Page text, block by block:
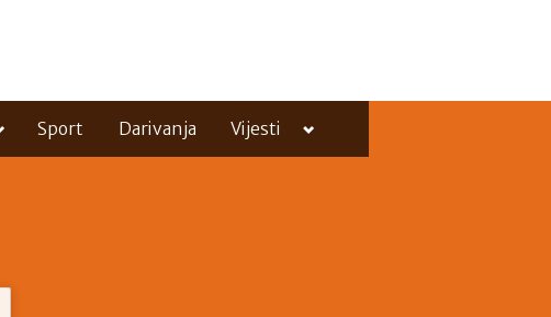
Sport Darivanja Vijesti
Toggle
menu